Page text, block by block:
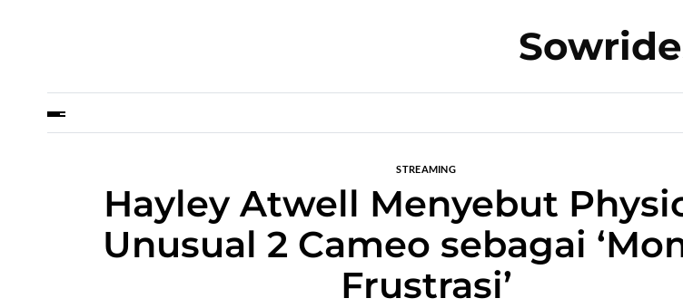
STREAMING
Hayley Atwell Menyebut
Unusual 2 Cameo sebagai
Frustrasi’